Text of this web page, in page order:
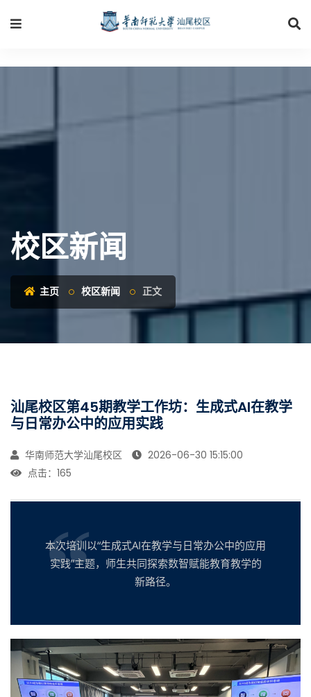
校区新闻
主页 校区新闻 正文
汕尾校区第45期教学工作坊：生成式AI在教学
与日常办公中的应用实践
华南师范大学汕尾校区
2026-06-30 15:15:00
点击： 165
本次培训以“生成式AI在教学与日常办公中的应用
实践”主题，师生共同探索数智赋能教育教学的
新路径。